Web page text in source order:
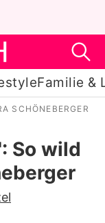
Familie &
SCHÖNEBERGER
So wild